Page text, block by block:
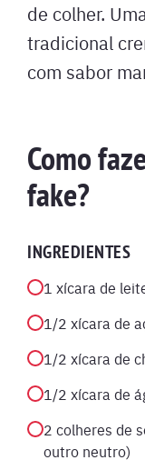
de colher.
tradicional
com sabor
Como
fake?
INGREDIENTES
1 xícara de
1/2 xícara de
1/2 xícara de
1/2 xícara de
2 colheres de
outro neutro)